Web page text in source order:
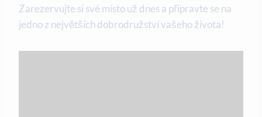
Zarezervujte si své místo už dnes a připravte se na
jedno z největších dobrodružství vašeho života!